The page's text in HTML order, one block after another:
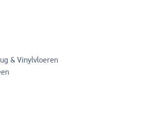
& Vinylvloeren